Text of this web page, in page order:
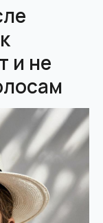
и не